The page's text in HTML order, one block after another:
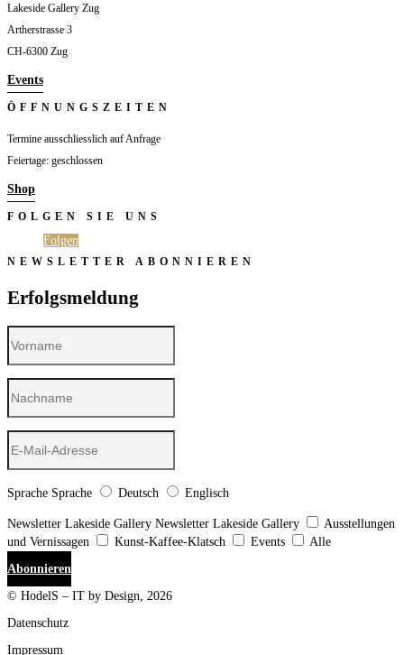
Lakeside Gallery Zug
Artherstrasse 3
CH-6300 Zug
Events
ÖFFNUNGSZEITEN
Termine ausschliesslich auf Anfrage
Feiertage: geschlossen
Shop
FOLGEN SIE UNS
Folgen
NEWSLETTER ABONNIEREN
Erfolgsmeldung
Sprache Sprache Deutsch Englisch
Newsletter Lakeside Gallery Newsletter Lakeside Gallery
Ausstellungen
und Vernissagen
Kunst-Kaffee-Klatsch Events
Alle
Abonnieren
© HodelS – IT by Design, 2026
Datenschutz
Impressum